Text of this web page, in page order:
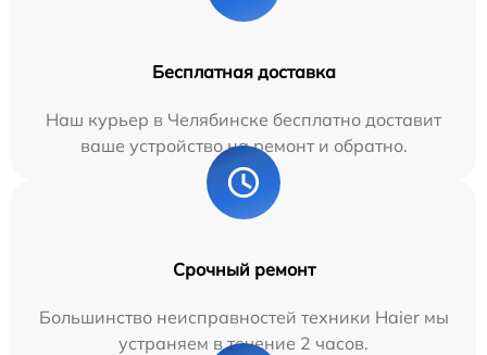
Бесплатная доставка
Наш курьер в Челябинске бесплатно доставит
ваше устройство на ремонт и обратно.
Срочный ремонт
Большинство неисправностей техники Haier мы
устраняем в течение 2 часов.